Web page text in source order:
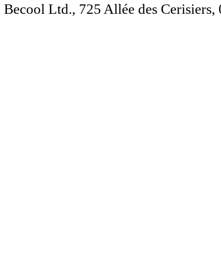
Becool Ltd., 725 Allée des